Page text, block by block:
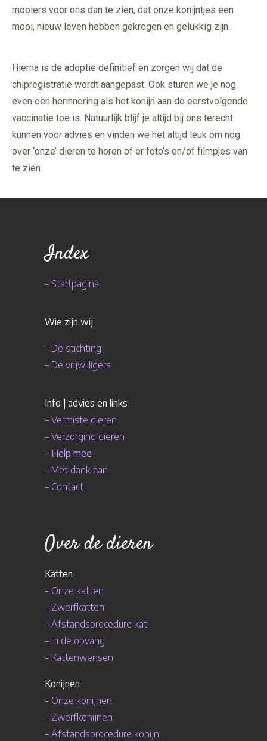
mooiers voor ons dan te zien, dat onze konijntjes een
mooi, nieuw leven hebben gekregen en gelukkig zijn.
Hierna is de adoptie definitief en zorgen wij dat de
chipregistratie wordt aangepast. Ook sturen we je nog
even een herinnering als het konijn aan de eerstvolgende
vaccinatie toe is. Natuurlijk blijf je altijd bij ons terecht
kunnen voor advies en vinden we het altijd leuk om nog
over ‘onze’ dieren te horen of er foto’s en/of filmpjes van
te zien.
Index
– Startpagina
Wie zijn wij
– De stichting
– De vrijwilligers
Info | advies en links
–Vermiste dieren
–Verzorging dieren
– Help mee
– Met dank aan
– Contact
Over de dieren
Katten
– Onze katten
– Zwerfkatten
–Afstandsprocedure kat
– In de opvang
– Kattenwensen
Konijnen
– Onze konijnen
– Zwerfkonijnen
–Afstandsprocedure konijn